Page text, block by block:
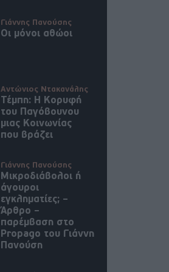
Γιάννης Πανούσης
Οι μόνοι αθώοι
Αντώνιος Ντακανάλης
Τέμπη: Η Κορυφή
του Παγόβουνου
μιας Κοινωνίας
που βράζει
Γιάννης Πανούσης
Μικροδιάβολοι ή
άγουροι
εγκληματίες; –
Άρθρο –
παρέμβαση στο
Propago του Γιάννη
Πανούση